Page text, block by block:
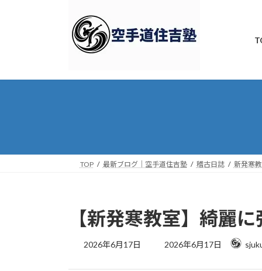
へ
ョ
TOP 最新ブログ｜空手道住吉塾 稽古日誌 新発寒
【新発寒教室】綺麗
2026年6月17日
最
2026年6月17日